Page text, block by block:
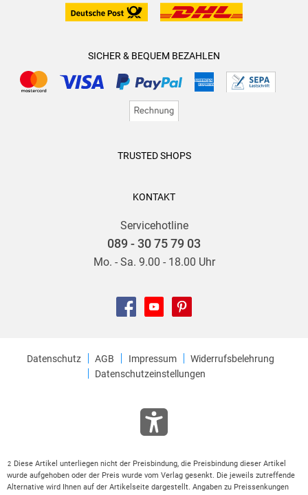
SICHER & BEQUEM BEZAHLEN
TRUSTED SHOPS
KONTAKT
Servicehotline
089 - 30 75 79 03
Mo. - Sa. 9.00 - 18.00 Uhr
Datenschutz AGB Impressum
Widerrufsbelehrung
Datenschutzeinstellungen
2 Diese Artikel unterliegen nicht der Preisbindung, die Preisbindung dieser Artikel
wurde aufgehoben oder der Preis wurde vom Verlag gesenkt. Die jeweils zutreffende
Alternative wird Ihnen auf der Artikelseite dargestellt. Angaben zu Preissenkungen